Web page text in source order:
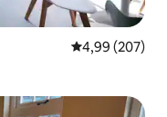
Μέση
4,99 (207)